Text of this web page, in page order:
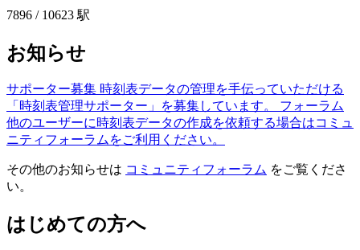
7896 / 10623 駅
お知らせ
サポーター募集 時刻表データの管理を手伝っていただける
「時刻表管理サポーター」を募集しています。
フォーラム
他のユーザーに時刻表データの作成を依頼する場合はコミュ
ニティフォーラムをご利用ください。
その他のお知らせは コミュニティフォーラム をご覧くださ
い。
はじめての方へ